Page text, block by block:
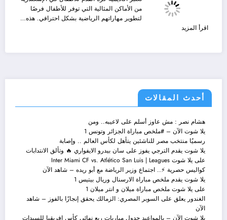
2025
أحدث
من الأماكن المثالية التي توفر للأطفال فرصًا
لتطوير مهاراتهم الرياضية بشكل احترافي. هذه…
اقرأ المزيد
:
أحدث المقالات
هشام نصر : مش عاوز أسلم على لاعيبه.. ومن
يلا شوت الآن – #ملخص مباراة الجزائر وتونس 1
رسميُا منتخب مصر للناشئين يتأهل لكأس العالم .. وإصابة
يلا شوت يقدم الترجي يفوز على سان بيدرو الايفواري 🔥 وتألق الانتدابات
على يلا شوت Inter Miami CF vs. Atlético San Luis | Leagues
كواليس حصرية ⚡.. اجتماع وزير الرياضة مع أبو ريده – شاهد الآن
يلا شوت يقدم ملخص مباراة الارسنال وريال بيتيس 1
على يلا شوت ملخص مباراة ميلان و انتر ميلان 1
الغندور يعلق على السوبر المصري: الزمالك يحقق إنجازًا بالفوز – شاهد
الآن
يلا شوت الآن – بالمواعيد جدول مباريات ربع نهائي كأس إفريقيا للسيدات